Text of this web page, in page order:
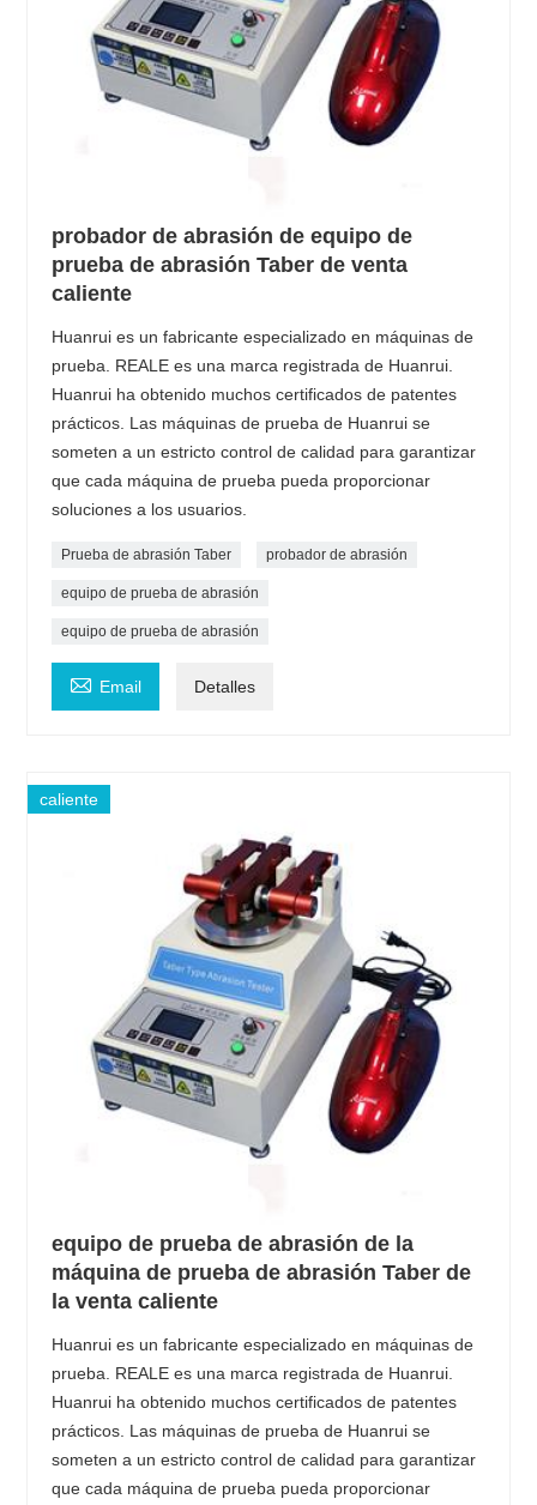
probador de abrasión de equipo de
prueba de abrasión Taber de venta
caliente
Huanrui es un fabricante especializado en máquinas de
prueba. REALE es una marca registrada de Huanrui.
Huanrui ha obtenido muchos certificados de patentes
prácticos. Las máquinas de prueba de Huanrui se
someten a un estricto control de calidad para garantizar
que cada máquina de prueba pueda proporcionar
soluciones a los usuarios.
Prueba de abrasión Taber probador de abrasión
equipo de prueba de abrasión
equipo de prueba de abrasión
 Email Detalles
caliente
equipo de prueba de abrasión de la
máquina de prueba de abrasión Taber de
la venta caliente
Huanrui es un fabricante especializado en máquinas de
prueba. REALE es una marca registrada de Huanrui.
Huanrui ha obtenido muchos certificados de patentes
prácticos. Las máquinas de prueba de Huanrui se
someten a un estricto control de calidad para garantizar
que cada máquina de prueba pueda proporcionar